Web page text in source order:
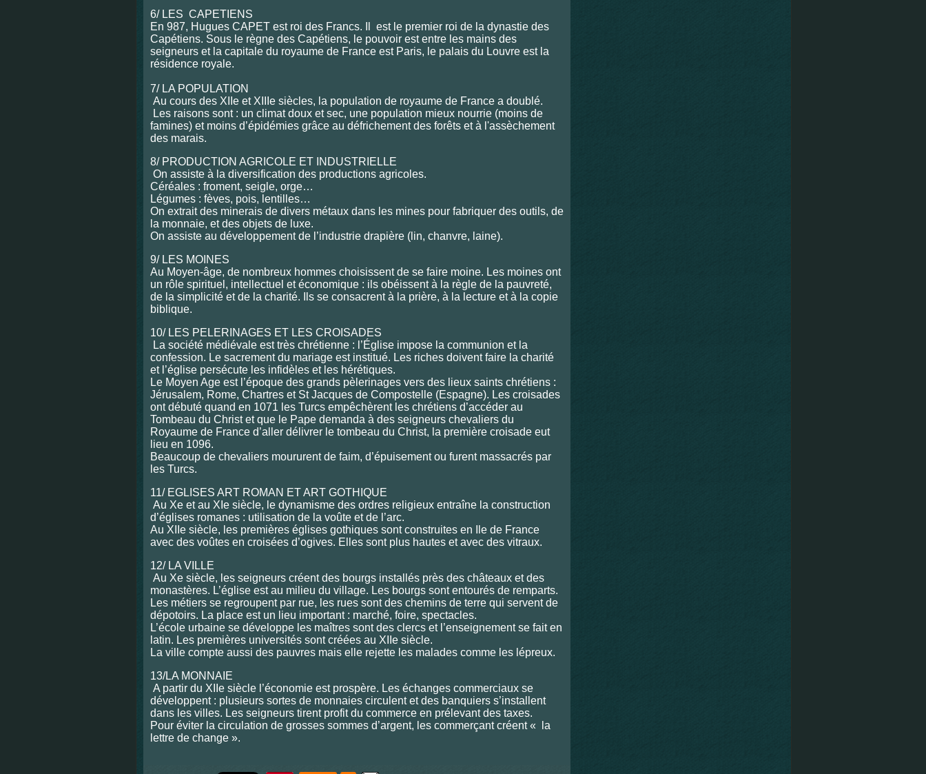
6/ LES CAPETIENS
En 987, Hugues CAPET est roi des Francs. Il est le premier roi de la dynastie des
Capétiens. Sous le règne des Capétiens, le pouvoir est entre les mains des
seigneurs et la capitale du royaume de France est Paris, le palais du Louvre est la
résidence royale.
7/ LA POPULATION
Au cours des XIIe et XIIIe siècles, la population de royaume de France a doublé.
Les raisons sont : un climat doux et sec, une population mieux nourrie (moins de
famines) et moins d’épidémies grâce au défrichement des forêts et à l'assèchement
des marais.
8/ PRODUCTION AGRICOLE ET INDUSTRIELLE
On assiste à la diversification des productions agricoles.
Céréales : froment, seigle, orge…
Légumes : fèves, pois, lentilles…
On extrait des minerais de divers métaux dans les mines pour fabriquer des outils, de
la monnaie, et des objets de luxe.
On assiste au développement de l’industrie drapière (lin, chanvre, laine).
9/ LES MOINES
Au Moyen-âge, de nombreux hommes choisissent de se faire moine. Les moines ont
un rôle spirituel, intellectuel et économique : ils obéissent à la règle de la pauvreté,
de la simplicité et de la charité. Ils se consacrent à la prière, à la lecture et à la copie
biblique.
10/ LES PELERINAGES ET LES CROISADES
La société médiévale est très chrétienne : l’Église impose la communion et la
confession. Le sacrement du mariage est institué. Les riches doivent faire la charité
et l’église persécute les infidèles et les hérétiques.
Le Moyen Age est l’époque des grands pèlerinages vers des lieux saints chrétiens :
Jérusalem, Rome, Chartres et St Jacques de Compostelle (Espagne). Les croisades
ont débuté quand en 1071 les Turcs empêchèrent les chrétiens d’accéder au
Tombeau du Christ et que le Pape demanda à des seigneurs chevaliers du
Royaume de France d’aller délivrer le tombeau du Christ, la première croisade eut
lieu en 1096.
Beaucoup de chevaliers moururent de faim, d’épuisement ou furent massacrés par
les Turcs.
11/ EGLISES ART ROMAN ET ART GOTHIQUE
Au Xe et au XIe siècle, le dynamisme des ordres religieux entraîne la construction
d’églises romanes : utilisation de la voûte et de l’arc.
Au XIIe siècle, les premières églises gothiques sont construites en Ile de France
avec des voûtes en croisées d’ogives. Elles sont plus hautes et avec des vitraux.
12/ LA VILLE
Au Xe siècle, les seigneurs créent des bourgs installés près des châteaux et des
monastères. L’église est au milieu du village. Les bourgs sont entourés de remparts.
Les métiers se regroupent par rue, les rues sont des chemins de terre qui servent de
dépotoirs. La place est un lieu important : marché, foire, spectacles.
L’école urbaine se développe les maîtres sont des clercs et l’enseignement se fait en
latin. Les premières universités sont créées au XIIe siècle.
La ville compte aussi des pauvres mais elle rejette les malades comme les lépreux.
13/LA MONNAIE
A partir du XIIe siècle l’économie est prospère. Les échanges commerciaux se
développent : plusieurs sortes de monnaies circulent et des banquiers s’installent
dans les villes. Les seigneurs tirent profit du commerce en prélevant des taxes.
Pour éviter la circulation de grosses sommes d’argent, les commerçant créent « la
lettre de change ».